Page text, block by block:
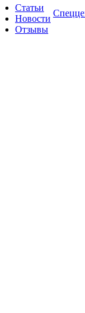
Статьи
Новости
Отзывы